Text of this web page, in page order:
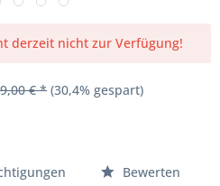
derzeit nicht zur Verfügung!
€ * (30,4% gespart)
Bewerten